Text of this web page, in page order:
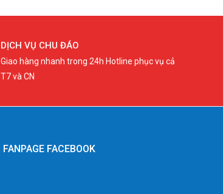
DỊCH VỤ CHU ĐÁO
Giao hàng nhanh trong 24h Hotline phục vụ cả
T7 và CN
FANPAGE FACEBOOK